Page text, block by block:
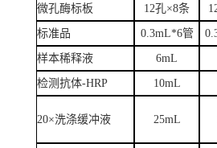
微孔酶标板 12孔×8条
标准品 0.3mL*6管
样本稀释液 6mL
检测抗体-HRP 10mL
20×洗涤缓冲液 25mL